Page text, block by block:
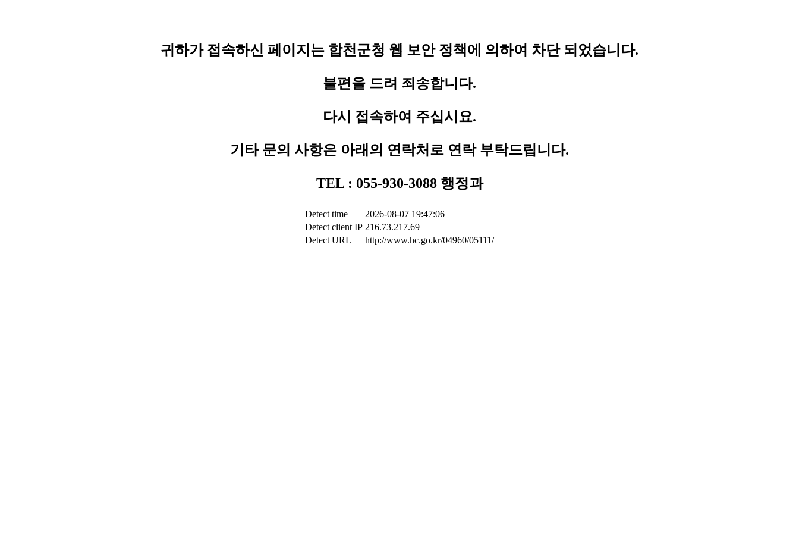
귀하가 접속하신 페이지는 합천군청 웹 보안 정책에 의하여 차단 되었습니다.
불편을 드려 죄송합니다.
다시 접속하여 주십시요.
기타 문의 사항은 아래의 연락처로 연락 부탁드립니다.
TEL : 055-930-3088 행정과
Detect time
2026-08-07 19:47:06
Detect client IP 216.73.217.69
Detect URL
http://www.hc.go.kr/04960/05111/